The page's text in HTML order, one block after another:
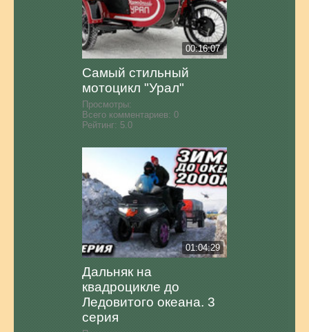
00:16:07
Самый стильный
мотоцикл "Урал"
Просмотры:
Всего комментариев: 0
Рейтинг: 5.0
01:04:29
Дальняк на
квадроцикле до
Ледовитого океана. 3
серия